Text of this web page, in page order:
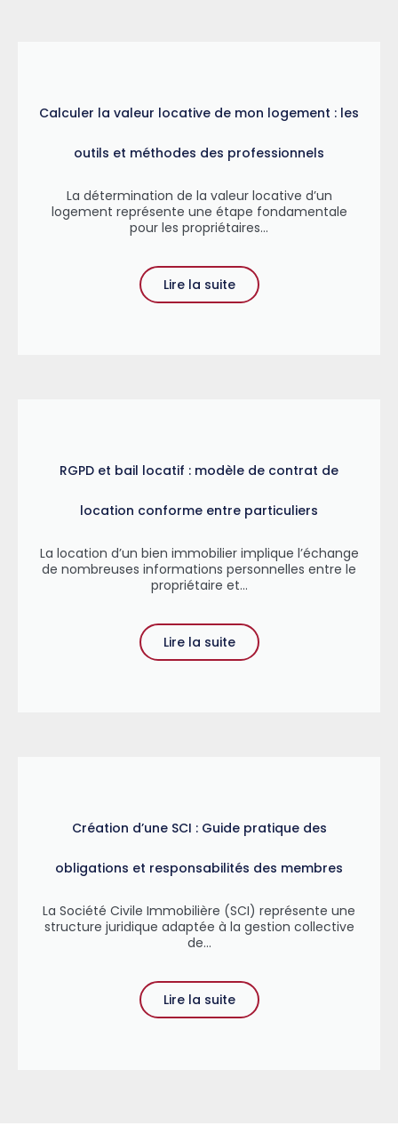
Calculer la valeur locative de mon logement : les
outils et méthodes des professionnels
La détermination de la valeur locative d’un
logement représente une étape fondamentale
pour les propriétaires...
Lire la suite
RGPD et bail locatif : modèle de contrat de
location conforme entre particuliers
La location d’un bien immobilier implique l’échange
de nombreuses informations personnelles entre le
propriétaire et...
Lire la suite
Création d’une SCI : Guide pratique des
obligations et responsabilités des membres
La Société Civile Immobilière (SCI) représente une
structure juridique adaptée à la gestion collective
de...
Lire la suite